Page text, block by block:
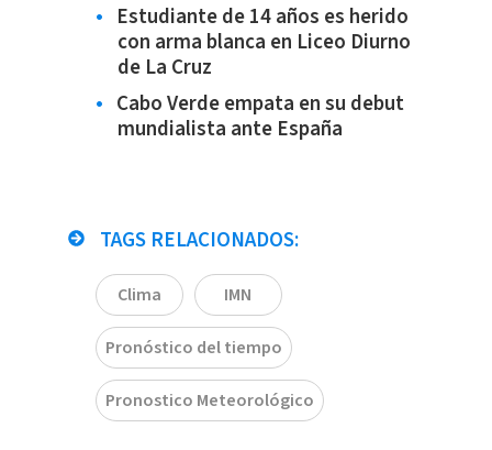
Estudiante de 14 años es herido
con arma blanca en Liceo Diurno
de La Cruz
Cabo Verde empata en su debut
mundialista ante España
TAGS RELACIONADOS:
Clima IMN
Pronóstico del tiempo
Pronostico Meteorológico